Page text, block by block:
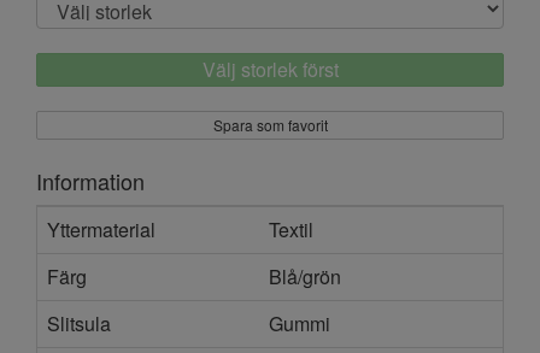
Välj storlek först
Spara som favorit
Information
Yttermaterial
Textil
Färg
Blå/grön
Slitsula
Gummi